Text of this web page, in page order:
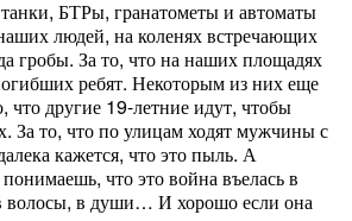
БТРы, гранатометы и автоматы
людей, на коленях встречающих
гробы. За то, что на наших площадях
ребят. Некоторым из них еще
что другие 19-летние идут, чтобы
За то, что по улицам ходят мужчины с
кажется, что это пыль. А
что это война въелась в
в души… И хорошо если она